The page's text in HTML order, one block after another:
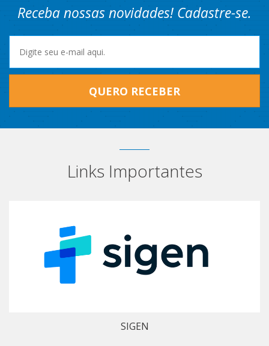
Receba nossas novidades! Cadastre-se.
QUERO RECEBER
Links Importantes
SIGEN